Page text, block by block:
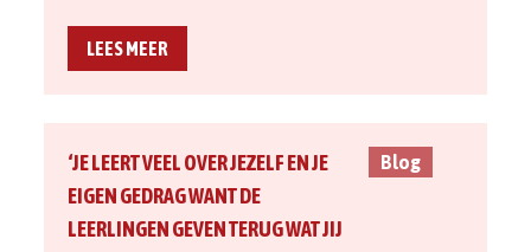
LEES MEER
‘JE LEERT VEEL OVER JEZELF EN JE
EIGEN GEDRAG WANT DE
LEERLINGEN GEVEN TERUG WAT JIJ
Blog